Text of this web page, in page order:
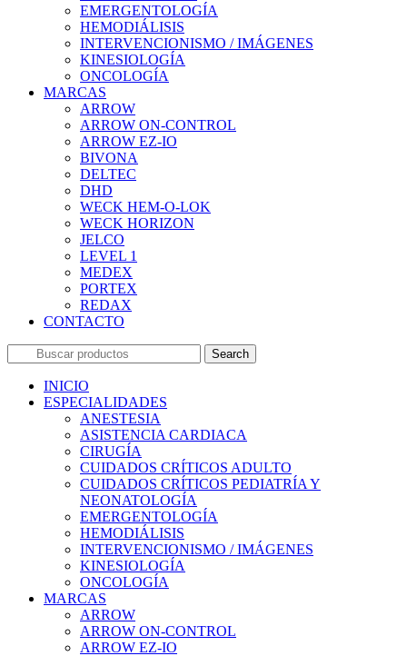
EMERGENTOLOGÍA
HEMODIÁLISIS
INTERVENCIONISMO / IMÁGENES
KINESIOLOGÍA
ONCOLOGÍA
MARCAS
ARROW
ARROW ON-CONTROL
ARROW EZ-IO
BIVONA
DELTEC
DHD
WECK HEM-O-LOK
WECK HORIZON
JELCO
LEVEL 1
MEDEX
PORTEX
REDAX
CONTACTO
Search
INICIO
ESPECIALIDADES
ANESTESIA
ASISTENCIA CARDIACA
CIRUGÍA
CUIDADOS CRÍTICOS ADULTO
CUIDADOS CRÍTICOS PEDIATRÍA Y
NEONATOLOGÍA
EMERGENTOLOGÍA
HEMODIÁLISIS
INTERVENCIONISMO / IMÁGENES
KINESIOLOGÍA
ONCOLOGÍA
MARCAS
ARROW
ARROW ON-CONTROL
ARROW EZ-IO